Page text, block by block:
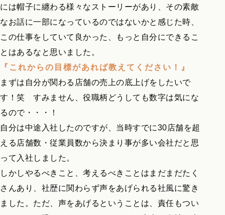
には帽子に纏わる様々なストーリーがあり、その素敵
なお話に一部になっているのではないかと感じた時、
この仕事をしていて良かった、もっと自分にできるこ
とはあるなと思いました。
『これからの目標があれば教えてください！』
まずは自分が関わる店舗の売上の底上げをしたいで
す！笑 すみません、役職柄どうしても数字は気にな
るので・・・！
自分は中途入社したのですが、当時すでに30店舗を超
える店舗数・従業員数から決まり事が多い会社だと思
って入社しました。
しかしやるべきこと、考えるべきことはまだまだたく
さんあり、社歴に関わらず声をあげられる社風に驚き
ました。ただ、声をあげるということは、責任もつい